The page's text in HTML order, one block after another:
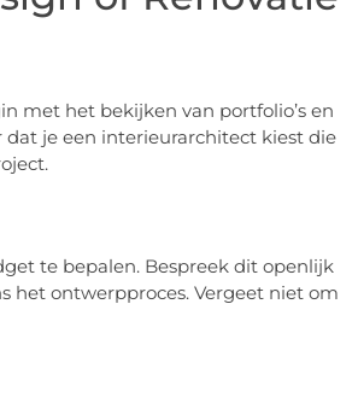
met het bekijken van portfolio’s en
dat je een interieurarchitect kiest die
te bepalen. Bespreek dit openlijk
het ontwerpproces. Vergeet niet om